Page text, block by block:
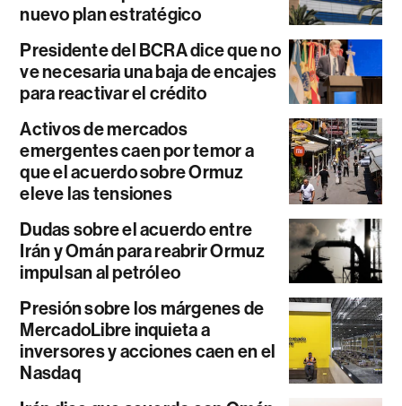
nuevo plan estratégico
Presidente del BCRA dice que no
ve necesaria una baja de encajes
para reactivar el crédito
Activos de mercados
emergentes caen por temor a
que el acuerdo sobre Ormuz
eleve las tensiones
Dudas sobre el acuerdo entre
Irán y Omán para reabrir Ormuz
impulsan al petróleo
Presión sobre los márgenes de
MercadoLibre inquieta a
inversores y acciones caen en el
Nasdaq